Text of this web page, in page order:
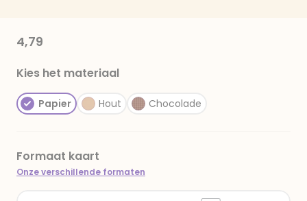
4,79
Kies het materiaal
Papier Hout Chocolade
Formaat kaart
Onze verschillende formaten